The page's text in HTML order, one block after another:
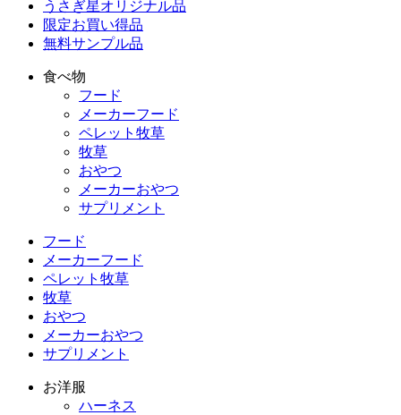
うさぎ星オリジナル品
限定お買い得品
無料サンプル品
食べ物
フード
メーカーフード
ペレット牧草
牧草
おやつ
メーカーおやつ
サプリメント
フード
メーカーフード
ペレット牧草
牧草
おやつ
メーカーおやつ
サプリメント
お洋服
ハーネス